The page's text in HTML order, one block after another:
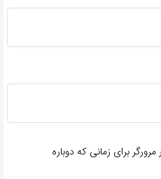
برای زمانی که دوباره